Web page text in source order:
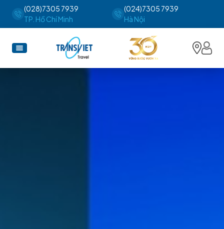
(028)7305 7939
TP. Hồ Chí Minh
(024)7305 7939
Hà Nội